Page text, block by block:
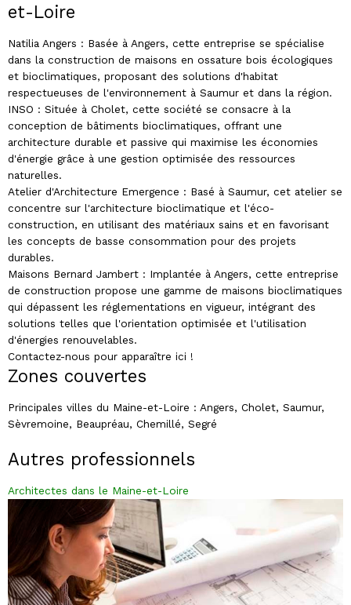
et-Loire
Natilia Angers : Basée à Angers, cette entreprise se spécialise
dans la construction de maisons en ossature bois écologiques
et bioclimatiques, proposant des solutions d'habitat
respectueuses de l'environnement à Saumur et dans la région.
INSO : Située à Cholet, cette société se consacre à la
conception de bâtiments bioclimatiques, offrant une
architecture durable et passive qui maximise les économies
d'énergie grâce à une gestion optimisée des ressources
naturelles.
Atelier d'Architecture Emergence : Basé à Saumur, cet atelier se
concentre sur l'architecture bioclimatique et l'éco-
construction, en utilisant des matériaux sains et en favorisant
les concepts de basse consommation pour des projets
durables.
Maisons Bernard Jambert : Implantée à Angers, cette entreprise
de construction propose une gamme de maisons bioclimatiques
qui dépassent les réglementations en vigueur, intégrant des
solutions telles que l'orientation optimisée et l'utilisation
d'énergies renouvelables.
Contactez-nous pour apparaître ici !
Zones couvertes
Principales villes du Maine-et-Loire : Angers, Cholet, Saumur,
Sèvremoine, Beaupréau, Chemillé, Segré
Autres professionnels
Architectes dans le Maine-et-Loire